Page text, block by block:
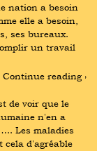
nation a besoin
elle a besoin,
ses bureaux.
un travail
Continue reading ›
de voir que le
n'en a
Les maladies
cela d'agréable